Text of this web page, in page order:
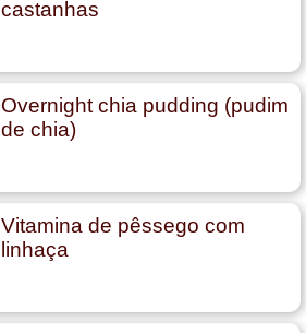
castanhas
Overnight chia pudding (pudim
de chia)
Vitamina de pêssego com
linhaça